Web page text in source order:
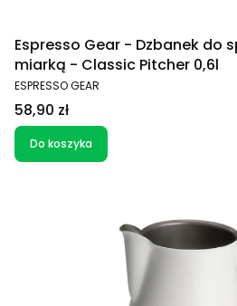
Espresso Gear - Dzbanek do
miarką - Classic Pitcher 0,6l
PRODUCENT
ESPRESSO GEAR
Cena
58,90 zł
Do koszyka